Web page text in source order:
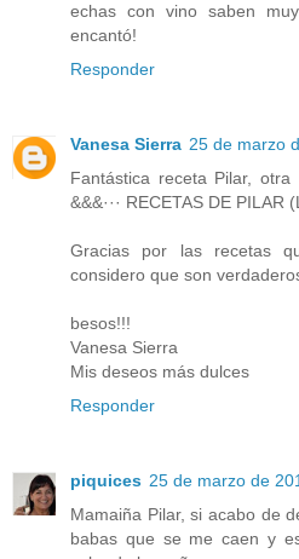
echas con vino saben
encantó!
Responder
Vanesa Sierra 25 de marzo
Fantástica receta Pilar,
&&&··· RECETAS DE PILAR
Gracias por las recetas
considero que son
besos!!!
Vanesa Sierra
Mis deseos más dulces
Responder
piquices 25 de marzo de
Mamaiña Pilar, si acabo de
babas que se me caen y